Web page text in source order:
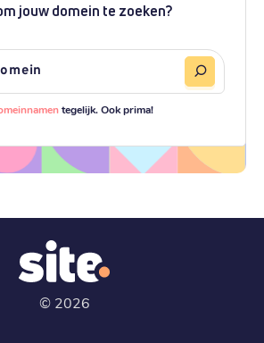
jouw domein te zoeken?
tegelijk. Ook prima!
© 2026